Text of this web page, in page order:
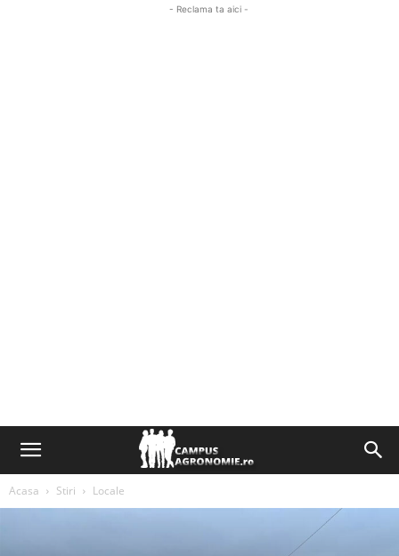
- Reclama ta aici -
Acasa Stiri Locale